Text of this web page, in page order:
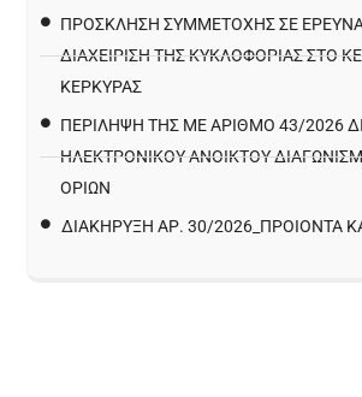
ΠΡΌΣΚΛΗΣΗ ΣΥΜΜΕΤΟΧΉΣ ΣΕ ΈΡΕΥΝΑ
ΔΙΑΧΕΊΡΙΣΗ ΤΗΣ ΚΥΚΛΟΦΟΡΊΑΣ ΣΤΟ
ΚΈΡΚΥΡΑΣ
ΠΕΡΙΛΗΨΗ ΤΗΣ ΜΕ ΑΡΙΘΜΟ 43/2026
ΗΛΕΚΤΡΟΝΙΚΟΥ ΑΝΟΙΚΤΟΥ
ΟΡΙΩΝ
ΔΙΑΚΉΡΥΞΗ ΑΡ. 30/2026_ΠΡΟΙΌΝΤΑ